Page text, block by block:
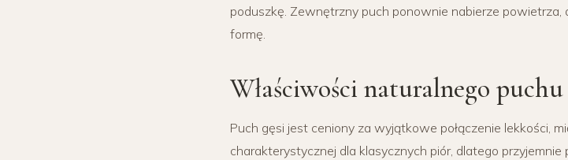
poduszkę. Zewnętrzny puch ponownie nabierze
formę.
Właściwości naturalnego puchu
Puch gęsi jest ceniony za wyjątkowe połączenie lekkości,
charakterystycznej dla klasycznych piór, dlatego przyjemnie